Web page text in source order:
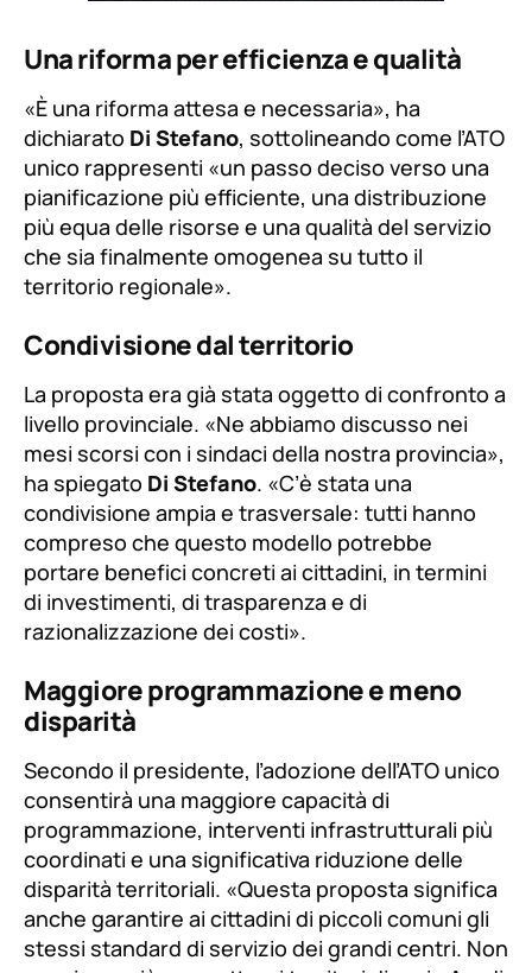
Una riforma per efficienza e qualità
«È una riforma attesa e necessaria», ha
dichiarato Di Stefano, sottolineando come l’ATO
unico rappresenti «un passo deciso verso una
pianificazione più efficiente, una distribuzione
più equa delle risorse e una qualità del servizio
che sia finalmente omogenea su tutto il
territorio regionale».
Condivisione dal territorio
La proposta era già stata oggetto di confronto a
livello provinciale. «Ne abbiamo discusso nei
mesi scorsi con i sindaci della nostra provincia»,
ha spiegato Di Stefano. «C’è stata una
condivisione ampia e trasversale: tutti hanno
compreso che questo modello potrebbe
portare benefici concreti ai cittadini, in termini
di investimenti, di trasparenza e di
razionalizzazione dei costi».
Maggiore programmazione e meno
disparità
Secondo il presidente, l’adozione dell’ATO unico
consentirà una maggiore capacità di
programmazione, interventi infrastrutturali più
coordinati e una significativa riduzione delle
disparità territoriali. «Questa proposta significa
anche garantire ai cittadini di piccoli comuni gli
stessi standard di servizio dei grandi centri. Non